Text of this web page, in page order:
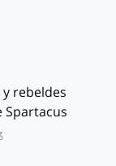
rebeldes
Spartacus